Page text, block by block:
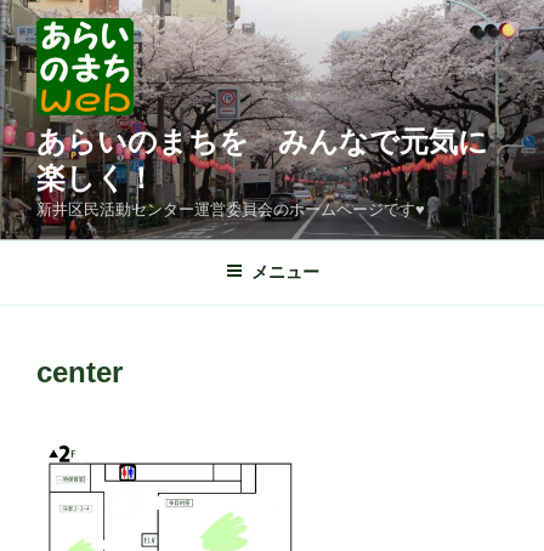
コ
ン
テ
ン
ツ
へ
ス
キ
ッ
あらいのまちを みんなで元気に
楽しく！
新井区民活動センター運営委員会のホームページです♥
メニュー
center